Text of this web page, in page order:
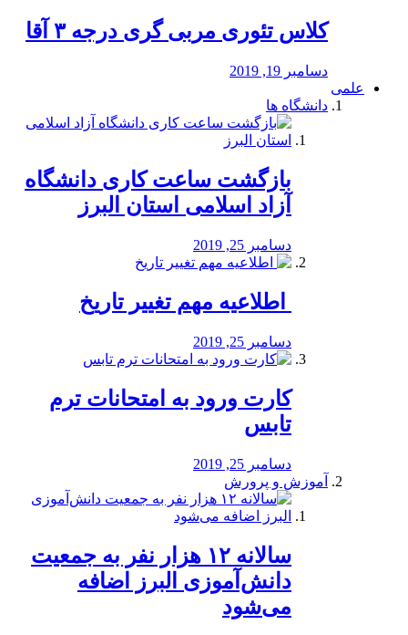
کلاس تئوری مربی گری درجه ۳ آقا
دسامبر 19, 2019
علمی
دانشگاه ها
بازگشت ساعت کاری دانشگاه
آزاد اسلامی استان البرز
دسامبر 25, 2019
️ اطلاعیه مهم تغییر تاریخ
دسامبر 25, 2019
کارت ورود به امتحانات ترم
تابس
دسامبر 25, 2019
آموزش و پرورش
️سالانه ۱۲ هزار نفر به جمعیت
دانش‌آموزی البرز اضافه
می‌شود